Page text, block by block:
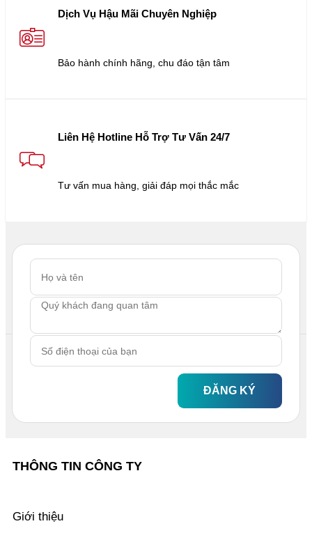
Dịch Vụ Hậu Mãi Chuyên Nghiệp
Bảo hành chính hãng, chu đáo tận tâm
Liên Hệ Hotline Hỗ Trợ Tư Vấn 24/7
Tư vấn mua hàng, giải đáp mọi thắc mắc
ĐĂNG KÝ
THÔNG TIN CÔNG TY
Giới thiệu